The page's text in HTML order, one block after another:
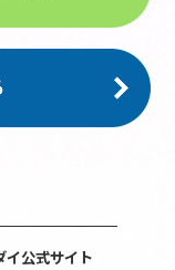
公式サイト